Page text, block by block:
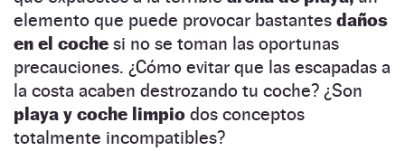
elemento que puede provocar bastantes daños
en el coche si no se toman las oportunas
precauciones. ¿Cómo evitar que las escapadas a
la costa acaben destrozando tu coche? ¿Son
playa y coche limpio dos conceptos
totalmente incompatibles?